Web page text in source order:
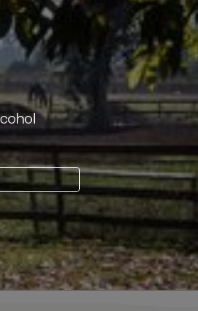
marzo 5, 2026
Curicó proyecta su Fiesta
al mundo con Sello oficial y
país invitado
La Fiesta de la Vendimia
liderazgo nacional al ser una
celebraciones del país con
de Enoturismo Chile. Este año,
XXXVII, vuelve a realizarse en
Granja para honrar a la nueva
la identidad de un territorio
ligado a […]